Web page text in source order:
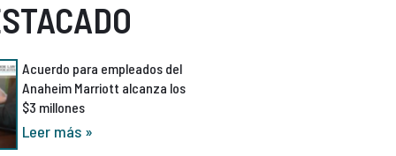
Acuerdo para empleados del
Anaheim Marriott alcanza los
$3 millones
Leer más »